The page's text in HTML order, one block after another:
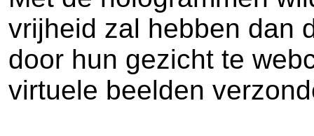
vrijheid zal hebben dan
door hun gezicht te
virtuele beelden